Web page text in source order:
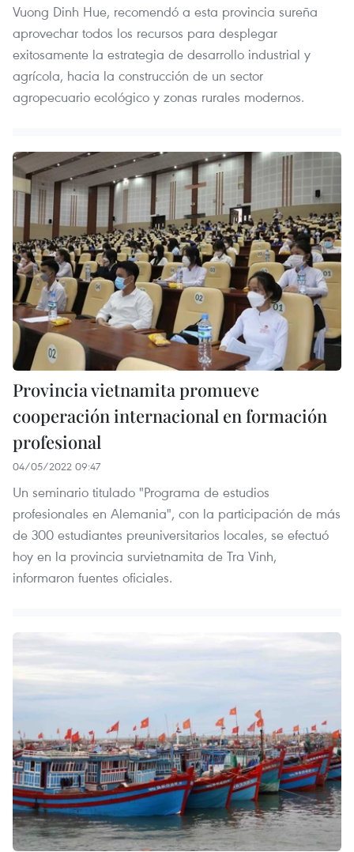
Vuong Dinh Hue, recomendó a esta provincia sureña
aprovechar todos los recursos para desplegar
exitosamente la estrategia de desarrollo industrial y
agrícola, hacia la construcción de un sector
agropecuario ecológico y zonas rurales modernos.
Provincia vietnamita promueve
cooperación internacional en formación
profesional
04/05/2022 09:47
Un seminario titulado "Programa de estudios
profesionales en Alemania", con la participación de más
de 300 estudiantes preuniversitarios locales, se efectuó
hoy en la provincia survietnamita de Tra Vinh,
informaron fuentes oficiales.